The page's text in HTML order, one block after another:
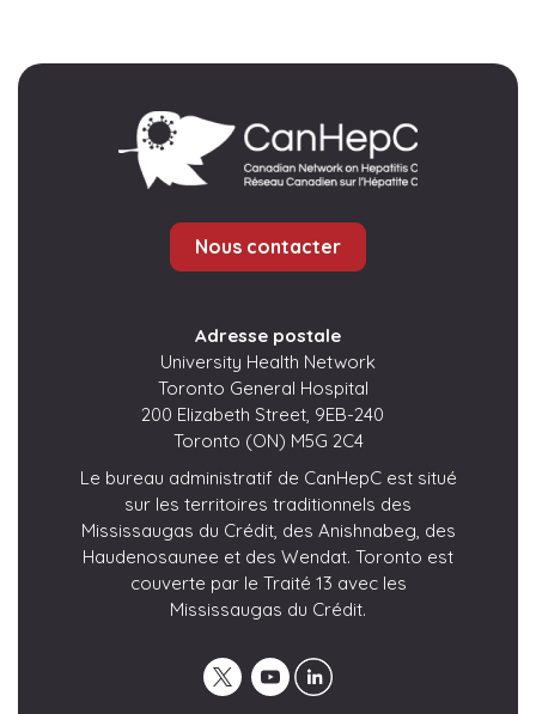
Nous contacter
Adresse postale
University Health Network
Toronto General Hospital
200 Elizabeth Street, 9EB-240
Toronto (ON) M5G 2C4
Le bureau administratif de CanHepC est situé
sur les territoires traditionnels des
Mississaugas du Crédit, des Anishnabeg, des
Haudenosaunee et des Wendat. Toronto est
couverte par le Traité 13 avec les
Mississaugas du Crédit.